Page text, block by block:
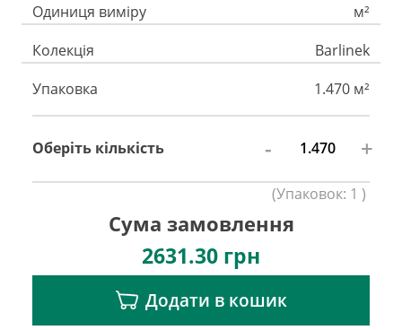
Одиниця виміру
м²
Колекція
Barlinek
Упаковка
1.470 м²
Оберіть кількість - +
(Упаковок: 1 )
Сума замовлення
2631.30 грн
Додати в кошик